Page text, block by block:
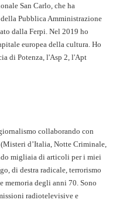
San Carlo, che ha
Pubblica Amministrazione
dalla Ferpi. Nel 2019 ho
europea della cultura. Ho
di Potenza, l'Asp 2, l'Apt
collaborando con
d’Italia, Notte Criminale,
migliaia di articoli per i miei
di destra radicale, terrorismo
memoria degli anni 70. Sono
radiotelevisive e